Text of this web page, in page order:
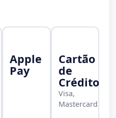
Apple
Pay
Cartão
de
Crédito
Visa,
Mastercard